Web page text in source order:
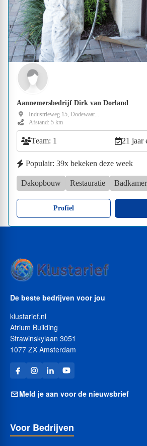
Aannemersbedrijf Dirk van Dorland
Industrieweg 15, Dodewaar...
Afstand: 5 km
Team: 1 21 jaar
Populair: 39x bekeken deze week
Dakopbouw Restauratie
Profiel
De beste bedrijven voor jou
klustarief.nl
Atrium Building
Strawinskylaan 3051
1077 ZX Amsterdam
Meld je aan voor de nieuwsbrief
Voor Bedrijven